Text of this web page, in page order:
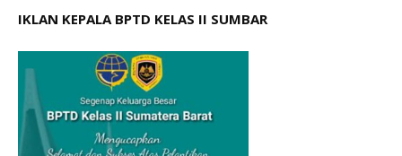
IKLAN KEPALA BPTD KELAS II SUMBAR